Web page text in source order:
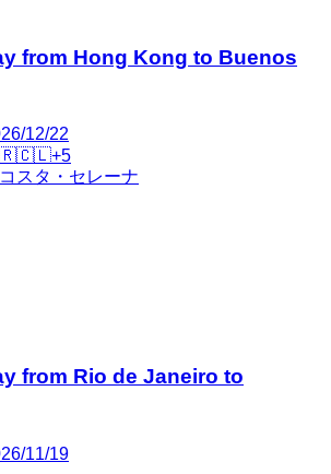
from Hong Kong to Buenos
12/22
🇨🇱+5
コスタ・セレーナ
from Rio de Janeiro to
11/19